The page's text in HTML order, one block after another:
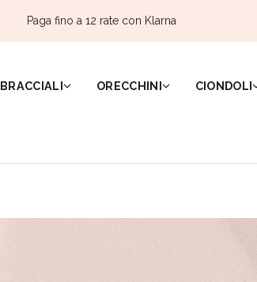
Paga fino a 12 rate con Klarna
BRACCIALI ORECCHINI CIONDOLI